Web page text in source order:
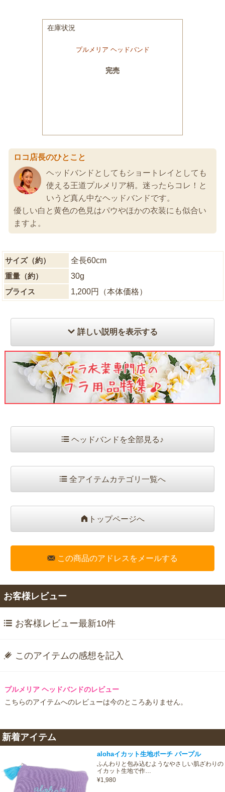
ロコ店長のひとこと
ヘッドバンドとしてもショートレイとしても
使える王道プルメリア柄。迷ったらコレ！と
いうど真ん中なヘッドバンドです。
優しい白と黄色の色見はパウやほかの衣装にも似合い
ますよ。
サイズ（約）
全長60cm
重量（約）
30g
プライス
1,200円（本体価格）
詳しい説明を表示する
ヘッドバンドを全部見る♪
全アイテムカテゴリ一覧へ
トップページへ
この商品のアドレスをメールする
お客様レビュー
お客様レビュー最新10件
このアイテムの感想を記入
プルメリア ヘッドバンドのレビュー
こちらのアイテムへのレビューは今のところありません。
新着アイテム
alohaイカット生地ポーチ パープル
ふんわりと包み込むようなやさしい肌ざわりの
イカット生地で作…
¥1,980